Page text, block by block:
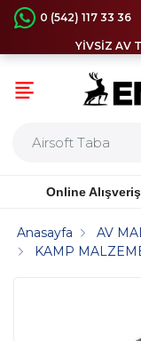
0 (542) 117 33 36
YİVSİZ AV
Online
Anasayfa
AV
KAMP